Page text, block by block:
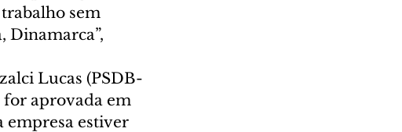
sem
Dinamarca”,
Lucas (PSDB-
for aprovada em
empresa estiver